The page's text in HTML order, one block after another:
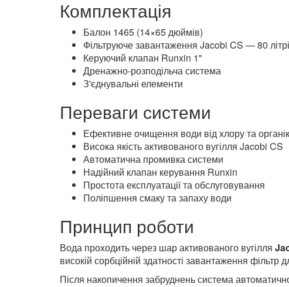
захисту сантехніки та побутової техніки
підготовка води для подальшої фільтрації
Комплектація
Балон 1465 (14×65 дюймів)
Фільтруюче завантаження Jacobi CS — 80 літрів
Дренажно-розподільча система
З'єднувальні елементи
Переваги системи
Ефективне очищення води від хлору та органіки
Висока якість активованого вугілля Jacobi CS
Автоматична промивка системи
Простота експлуатації та обслуговування
Поліпшення смаку та запаху води
Принцип роботи